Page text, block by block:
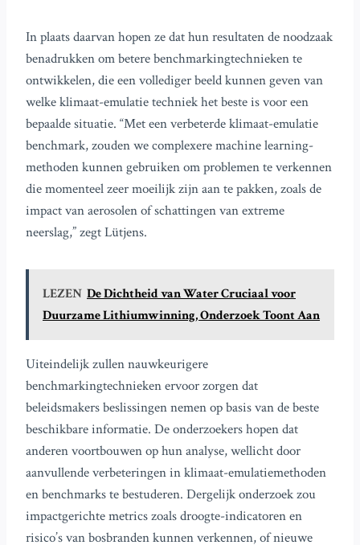
In plaats daarvan hopen ze dat hun resultaten de noodzaak
benadrukken om betere benchmarkingtechnieken te
ontwikkelen, die een vollediger beeld kunnen geven van
welke klimaat-emulatie techniek het beste is voor een
bepaalde situatie. “Met een verbeterde klimaat-emulatie
benchmark, zouden we complexere machine learning-
methoden kunnen gebruiken om problemen te verkennen
die momenteel zeer moeilijk zijn aan te pakken, zoals de
impact van aerosolen of schattingen van extreme
neerslag,” zegt Lütjens.
LEZEN De Dichtheid van Water Cruciaal voor
Duurzame Lithiumwinning, Onderzoek Toont Aan
Uiteindelijk zullen nauwkeurigere
benchmarkingtechnieken ervoor zorgen dat
beleidsmakers beslissingen nemen op basis van de beste
beschikbare informatie. De onderzoekers hopen dat
anderen voortbouwen op hun analyse, wellicht door
aanvullende verbeteringen in klimaat-emulatiemethoden
en benchmarks te bestuderen. Dergelijk onderzoek zou
impactgerichte metrics zoals droogte-indicatoren en
risico’s van bosbranden kunnen verkennen, of nieuwe